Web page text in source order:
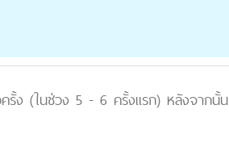
รั้ง (ในช่วง 5 - 6 ครั้งแรก) หลังจากนั้น